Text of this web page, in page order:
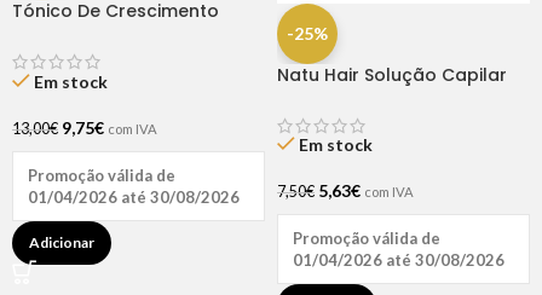
Tónico De Crescimento
Em stock
13,00€ 9,75€ com IVA
Promoção válida de
01/04/2026 até 30/08/2026
Adicionar
-25%
Natu Hair Solução Capilar
Em stock
7,50€ 5,63€ com IVA
Promoção válida de
01/04/2026 até 30/08/2026